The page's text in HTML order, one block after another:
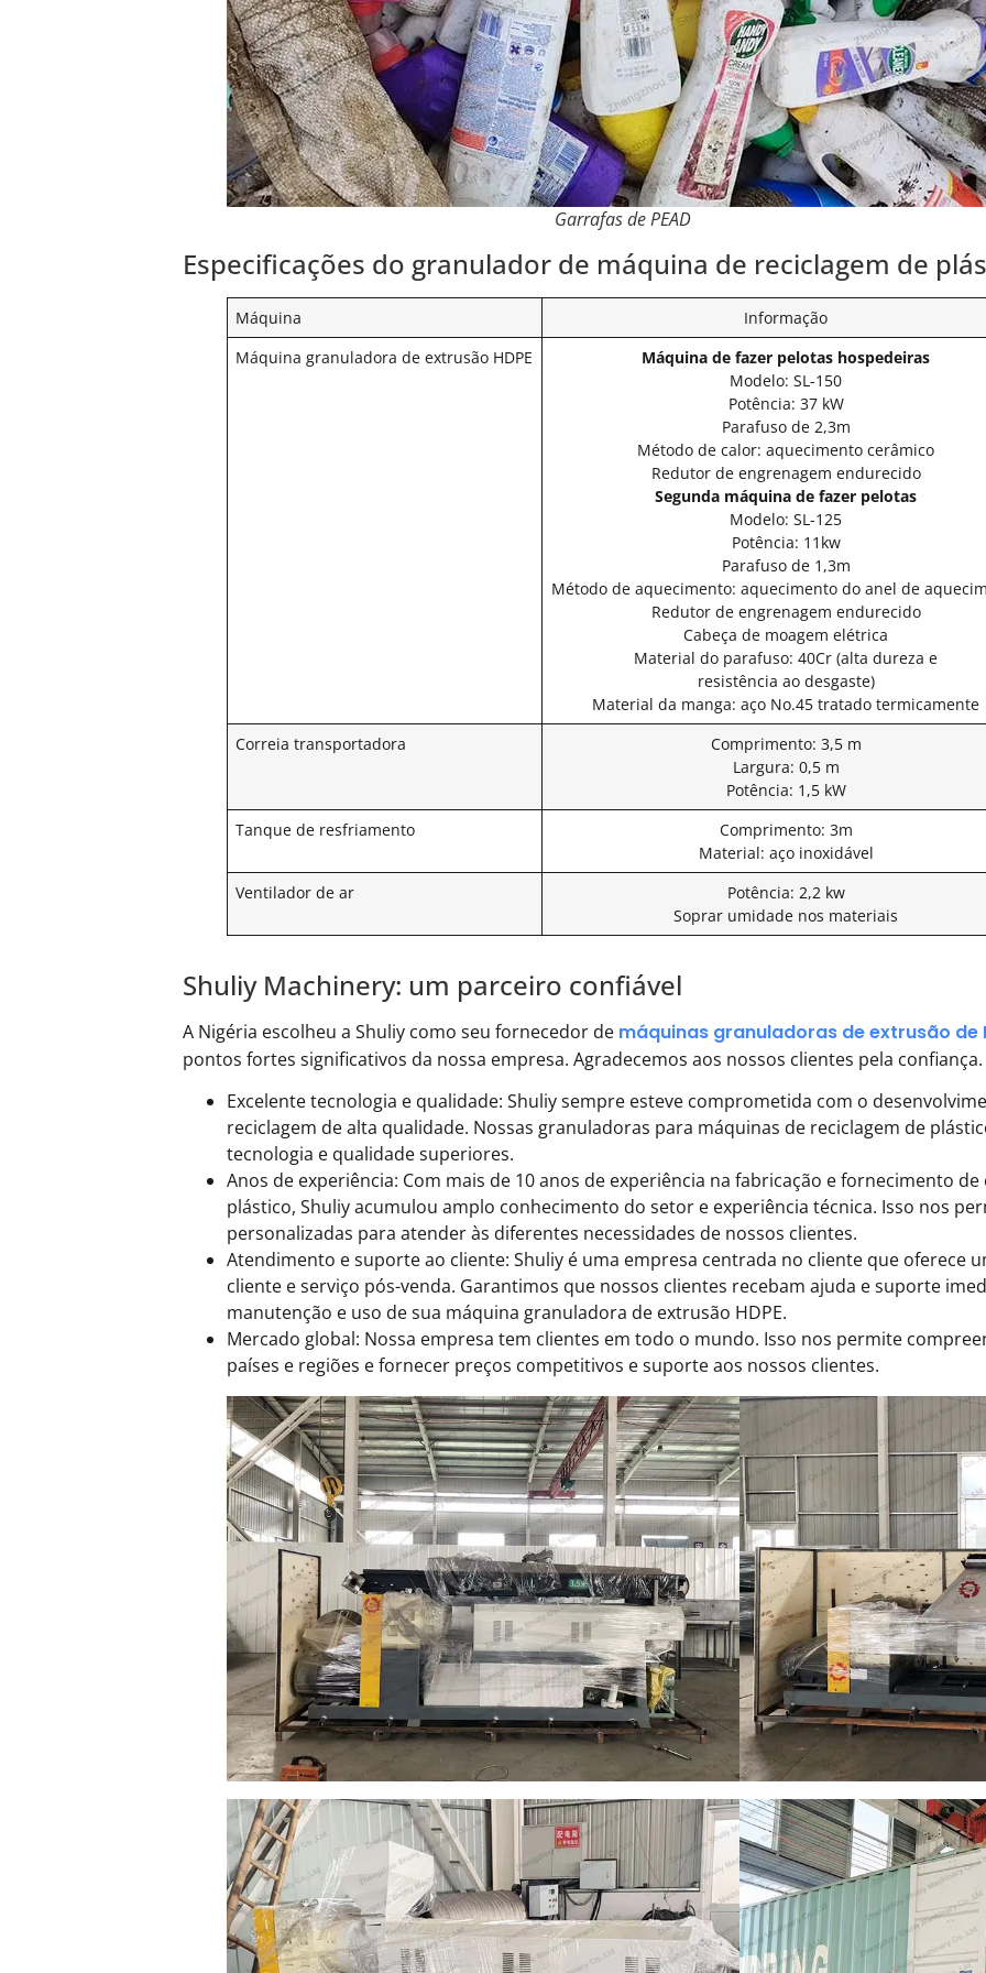
Garrafas de PEAD
Especificações do granulador de máquina de reciclagem de
Máquina Informação
Máquina granuladora de extrusão HDPE
Máquina de fazer pelotas hospedeiras
Modelo: SL-150
Potência: 37 kW
Parafuso de 2,3m
Método de calor: aquecimento cerâmico
Redutor de engrenagem endurecido
Segunda máquina de fazer pelotas
Modelo: SL-125
Potência: 11kw
Parafuso de 1,3m
Método de aquecimento: aquecimento do anel de
Redutor de engrenagem endurecido
Cabeça de moagem elétrica
Material do parafuso: 40Cr (alta dureza e
resistência ao desgaste)
Material da manga: aço No.45 tratado termicamente
Correia transportadora
Comprimento: 3,5 m
Largura: 0,5 m
Potência: 1,5 kW
Tanque de resfriamento
Comprimento: 3m
Material: aço inoxidável
Ventilador de ar
Potência: 2,2 kw
Soprar umidade nos materiais
Shuliy Machinery: um parceiro confiável
A Nigéria escolheu a Shuliy como seu fornecedor de máquinas granuladoras de extrusão de
pontos fortes significativos da nossa empresa. Agradecemos aos nossos clientes pela confiança.
Excelente tecnologia e qualidade: Shuliy sempre esteve comprometida com o
reciclagem de alta qualidade. Nossas granuladoras para máquinas de reciclagem de
tecnologia e qualidade superiores.
Anos de experiência: Com mais de 10 anos de experiência na fabricação e fornecimento
plástico, Shuliy acumulou amplo conhecimento do setor e experiência técnica. Isso nos
personalizadas para atender às diferentes necessidades de nossos clientes.
Atendimento e suporte ao cliente: Shuliy é uma empresa centrada no cliente que oferece
cliente e serviço pós-venda. Garantimos que nossos clientes recebam ajuda e suporte
manutenção e uso de sua máquina granuladora de extrusão HDPE.
Mercado global: Nossa empresa tem clientes em todo o mundo. Isso nos permite
países e regiões e fornecer preços competitivos e suporte aos nossos clientes.